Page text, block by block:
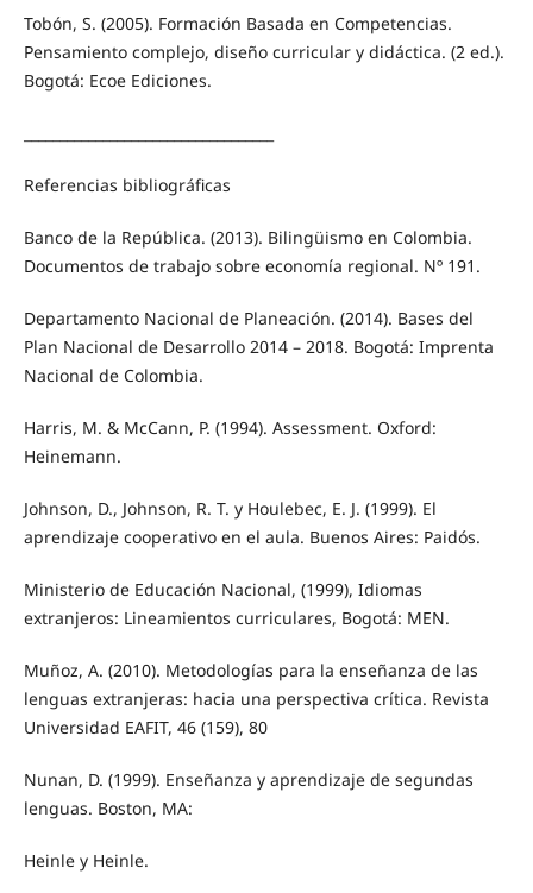
Tobón, S. (2005). Formación Basada en Competencias.
Pensamiento complejo, diseño curricular y didáctica. (2 ed.).
Bogotá: Ecoe Ediciones.
Referencias bibliográficas
Banco de la República. (2013). Bilingüismo en Colombia.
Documentos de trabajo sobre economía regional. Nº 191.
Departamento Nacional de Planeación. (2014). Bases del
Plan Nacional de Desarrollo 2014 – 2018. Bogotá: Imprenta
Nacional de Colombia.
Harris, M. & McCann, P. (1994). Assessment. Oxford:
Heinemann.
Johnson, D., Johnson, R. T. y Houlebec, E. J. (1999). El
aprendizaje cooperativo en el aula. Buenos Aires: Paidós.
Ministerio de Educación Nacional, (1999), Idiomas
extranjeros: Lineamientos curriculares, Bogotá: MEN.
Muñoz, A. (2010). Metodologías para la enseñanza de las
lenguas extranjeras: hacia una perspectiva crítica. Revista
Universidad EAFIT, 46 (159), 80
Nunan, D. (1999). Enseñanza y aprendizaje de segundas
lenguas. Boston, MA:
Heinle y Heinle.